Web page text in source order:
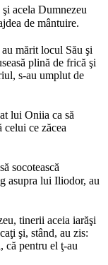
acela Dumnezeu
de mântuire.
mărit locul Său şi
plină de frică şi
s-au umplut de
lui Oniia ca să
celui ce zăcea
socotească
asupra lui Iliodor, au
tinerii aceia iarăşi
şi, stând, au zis:
că pentru el ţ-au